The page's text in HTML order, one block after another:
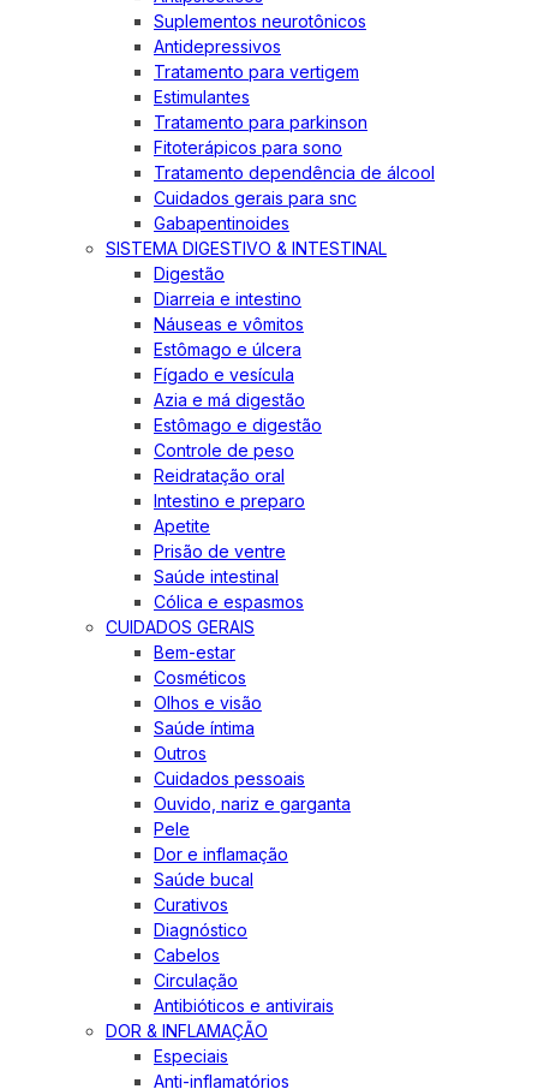
Suplementos neurotônicos
Antidepressivos
Tratamento para vertigem
Estimulantes
Tratamento para parkinson
Fitoterápicos para sono
Tratamento dependência de álcool
Cuidados gerais para snc
Gabapentinoides
SISTEMA DIGESTIVO & INTESTINAL
Digestão
Diarreia e intestino
Náuseas e vômitos
Estômago e úlcera
Fígado e vesícula
Azia e má digestão
Estômago e digestão
Controle de peso
Reidratação oral
Intestino e preparo
Apetite
Prisão de ventre
Saúde intestinal
Cólica e espasmos
CUIDADOS GERAIS
Bem-estar
Cosméticos
Olhos e visão
Saúde íntima
Outros
Cuidados pessoais
Ouvido, nariz e garganta
Pele
Dor e inflamação
Saúde bucal
Curativos
Diagnóstico
Cabelos
Circulação
Antibióticos e antivirais
DOR & INFLAMAÇÃO
Especiais
Anti-inflamatórios